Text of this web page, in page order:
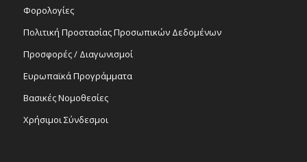
Πάρκο Ακροπόλεως
Φορολογίες
Πολιτική Προστασίας Προσωπικών Δεδομένων
Προσφορές / Διαγωνισμοί
Ευρωπαϊκά Προγράμματα
Βασικές Νομοθεσίες
Χρήσιμοι Σύνδεσμοι